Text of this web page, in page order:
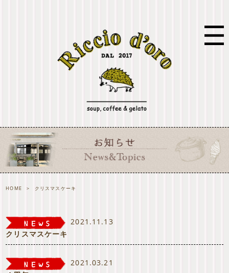
HOME > クリスマスケーキ
2021.11.13
クリスマスケーキ
2021.03.21